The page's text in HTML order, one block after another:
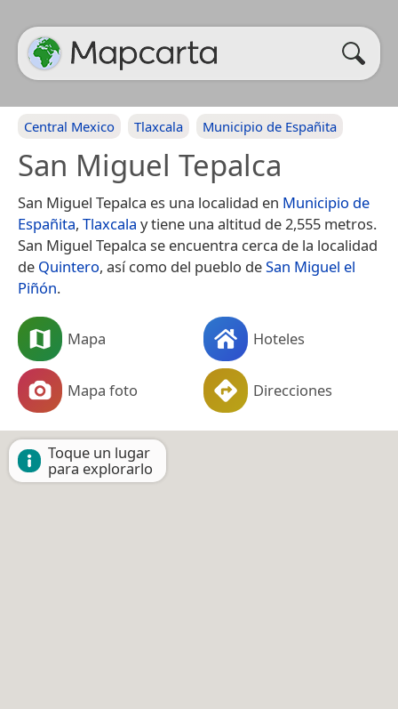
Central Mexico Tlaxcala Municipio de Españita
San Miguel Tepalca
San Miguel Tepalca es una localidad en Municipio de
Españita, Tlaxcala y tiene una altitud de 2,555 metros.
San Miguel Tepalca se encuentra cerca de la localidad
de Quintero, así como del pueblo deSan Miguel el
Piñón.
Mapa Hoteles
Mapa foto Direcciones
Toque un lugar
para explorarlo